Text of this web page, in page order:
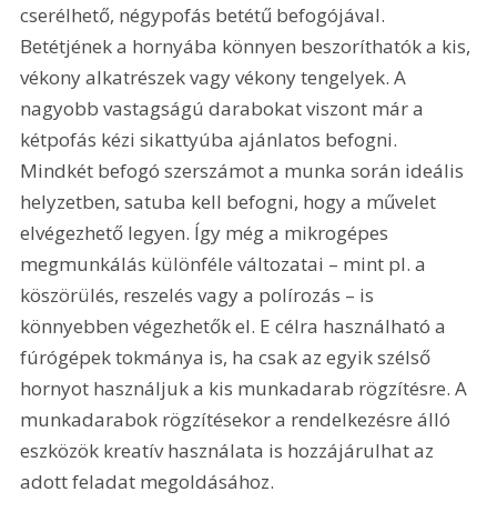
cserélhető, négypofás betétű befogójával.
Betétjének a hornyába könnyen beszoríthatók a kis,
vékony alkatrészek vagy vékony tengelyek. A
nagyobb vastagságú darabokat viszont már a
kétpofás kézi sikattyúba ajánlatos befogni.
Mindkét befogó szerszámot a munka során ideális
helyzetben, satuba kell befogni, hogy a művelet
elvégezhető legyen. Így még a mikrogépes
megmunkálás különféle változatai – mint pl. a
köszörülés, reszelés vagy a polírozás – is
könnyebben végezhetők el. E célra használható a
fúrógépek tokmánya is, ha csak az egyik szélső
hornyot használjuk a kis munkadarab rögzítésre. A
munkadarabok rögzítésekor a rendelkezésre álló
eszközök kreatív használata is hozzájárulhat az
adott feladat megoldásához.